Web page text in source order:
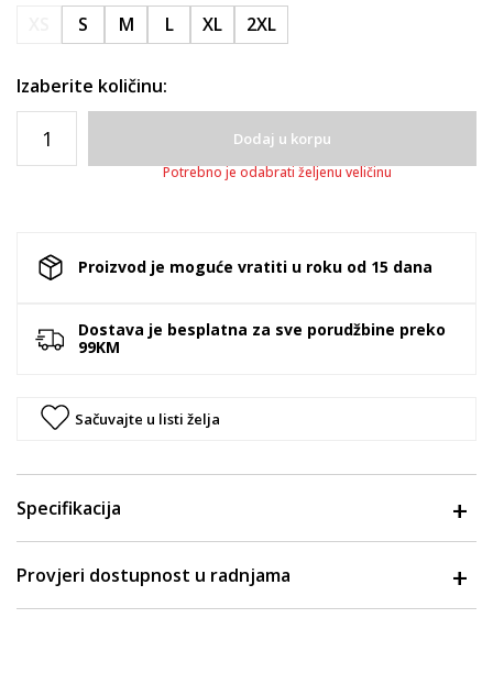
S M L XL 2XL
Izaberite količinu:
Dodaj u korpu
Potrebno je odabrati željenu veličinu
Proizvod je moguće vratiti u roku od 15 dana
Dostava je besplatna za sve porudžbine preko
99KM
Sačuvajte u listi želja
Specifikacija
Provjeri dostupnost u radnjama